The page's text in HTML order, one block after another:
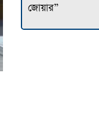
জোয়ার”